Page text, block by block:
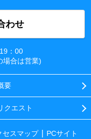
わせ
：00
場合は営業)
要
クエスト
セスマップ
PCサイト